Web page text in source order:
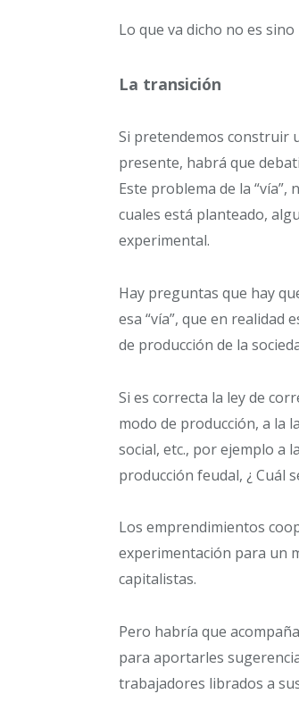
Lo que va dicho no es
La transición
Si pretendemos construir
presente, habrá que
Este problema de la
cuales está planteado,
experimental.
Hay preguntas que hay
esa “vía”, que en realidad
de producción de la
Si es correcta la ley de
modo de producción, a la
social, etc., por ejemplo a
producción feudal, ¿ Cuál
Los emprendimientos
experimentación para un
capitalistas.
Pero habría que
para aportarles
trabajadores librados a